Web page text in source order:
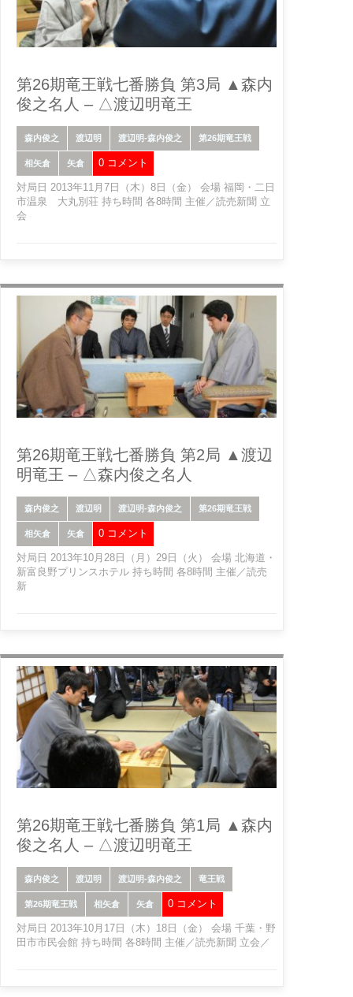
第26期竜王戦七番勝負 第3局 ▲森内
俊之名人 – △渡辺明竜王
森内俊之 渡辺明 渡辺明-森内俊之 第26期竜王戦
相矢倉 矢倉 0 コメント
対局日 2013年11月7日（木）8日（金） 会場 福岡・二日
市温泉 大丸別荘 持ち時間 各8時間 主催／読売新聞 立
会
第26期竜王戦七番勝負 第2局 ▲渡辺
明竜王 – △森内俊之名人
森内俊之 渡辺明 渡辺明-森内俊之 第26期竜王戦
相矢倉 矢倉 0 コメント
対局日 2013年10月28日（月）29日（火） 会場 北海道・
新富良野プリンスホテル 持ち時間 各8時間 主催／読売
新
第26期竜王戦七番勝負 第1局 ▲森内
俊之名人 – △渡辺明竜王
森内俊之 渡辺明 渡辺明-森内俊之 竜王戦
第26期竜王戦 相矢倉 矢倉 0 コメント
対局日 2013年10月17日（木）18日（金） 会場 千葉・野
田市市民会館 持ち時間 各8時間 主催／読売新聞 立会／